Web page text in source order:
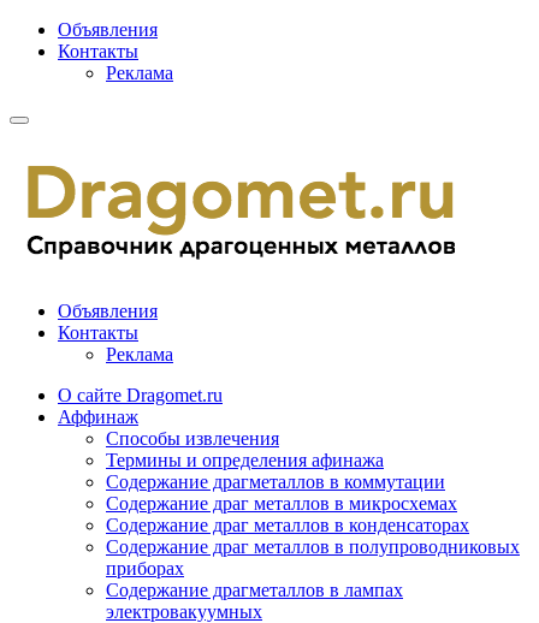
Объявления
Контакты
Реклама
Объявления
Контакты
Реклама
О сайте Dragomet.ru
Аффинаж
Способы извлечения
Термины и определения афинажа
Содержание драгметаллов в коммутации
Содержание драг металлов в микросхемах
Содержание драг металлов в конденсаторах
Содержание драг металлов в полупроводниковых
приборах
Содержание драгметаллов в лампах
электровакуумных